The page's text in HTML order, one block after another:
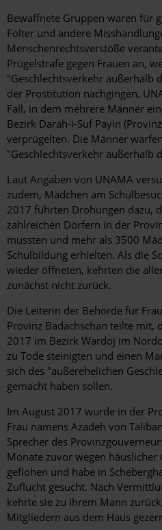
Bewaffnete Gruppen waren für
Folter und andere
Menschenrechtsverstöße
Prügelstrafe gegen Frauen an,
"Geschlechtsverkehr außerhalb
der Prostitution nachgingen.
Fall, in dem mehrere Männer
Bezirk Darah-i-Suf Payin
verprügelten. Die Männer
"Geschlechtsverkehr außerhalb
Laut Angaben von UNAMA
zudem, Mädchen am
2017 führten Drohungen dazu,
zahlreichen Dörfern in der
mussten und mehr als 3500
Schulbildung erhielten. Als die
wieder öffneten, kehrten die
zunächst nicht zurück.
Die Leiterin der Behörde für
Provinz Badachschan teilte mit,
2017 im Bezirk Wardoj im
zu Tode steinigten und einen
sich des "außerehelichen
gemacht haben sollen.
Im August 2017 wurde in der
Frau namens Azadeh von
Sprecher des
Monate zuvor wegen häuslicher
geflohen und habe in
Zuflucht gesucht. Nach
kehrte sie zu ihrem Mann
Mitgliedern aus dem Haus